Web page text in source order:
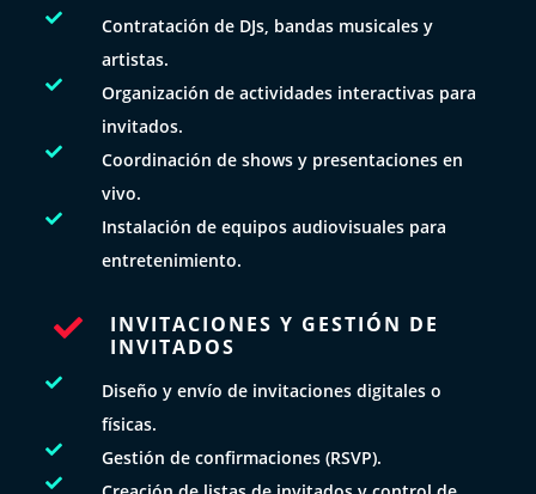

Contratación de DJs, bandas musicales y
artistas.

Organización de actividades interactivas para
invitados.

Coordinación de shows y presentaciones en
vivo.

Instalación de equipos audiovisuales para
entretenimiento.

INVITACIONES Y GESTIÓN DE
INVITADOS

Diseño y envío de invitaciones digitales o
físicas.
 Gestión de confirmaciones (RSVP).
